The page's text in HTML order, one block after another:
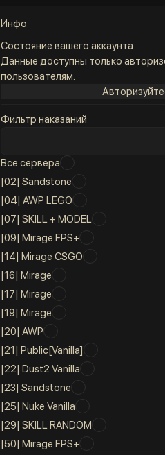
Инфо
Состояние вашего аккаунта
Данные доступны только
пользователям.
Фильтр наказаний
Все сервера
|02| Sandstone
|04| AWP LEGO
|07| SKILL + MODEL
|09| Mirage FPS+
|14| Mirage CSGO
|16| Mirage
|17| Mirage
|19| Mirage
|20| AWP
|21| Public[Vanilla]
|22| Dust2 Vanilla
|23| Sandstone
|25| Nuke Vanilla
|29| SKILL RANDOM
|50| Mirage FPS+